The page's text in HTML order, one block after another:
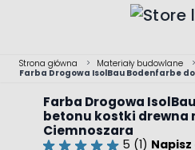
Strona główna > Materiały budowlane >
Farba Drogowa IsolBau Bodenfarbe
Farba Drogowa
betonu kostki drewna
Ciemnoszara
5 (1) Napisz